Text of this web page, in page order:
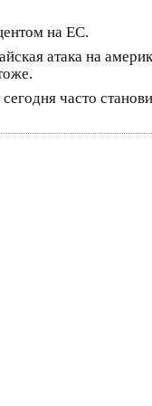
на ЕС.
атака на
часто